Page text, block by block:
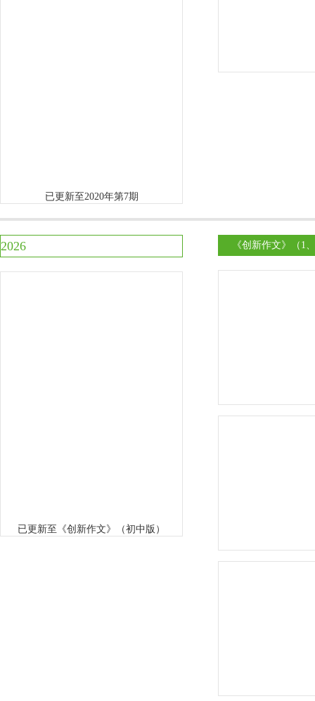
已更新至2020年第7期
2026
已更新至《创新作文》（初中版）
《创新作文》（1